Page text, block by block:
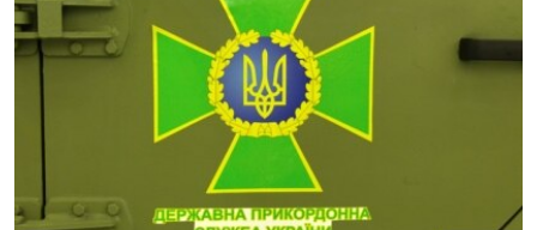
СВІТ
КИТАЙ.ВИКЛИКИ
ПОДКАСТИ